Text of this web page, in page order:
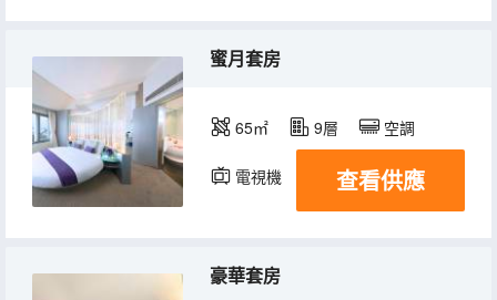
蜜月套房
65㎡ 9層 空調
電視機 查看供應
豪華套房